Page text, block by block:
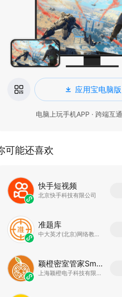
应用宝电脑版
电脑上玩手机APP · 跨端互通
可能还喜欢
快手短视频
北京快手科技有限公司
准题库
中大英才(北京)网络教育科技有限公司
颖橙密室管家SmartOrange
上海颖橙电子科技有限公司